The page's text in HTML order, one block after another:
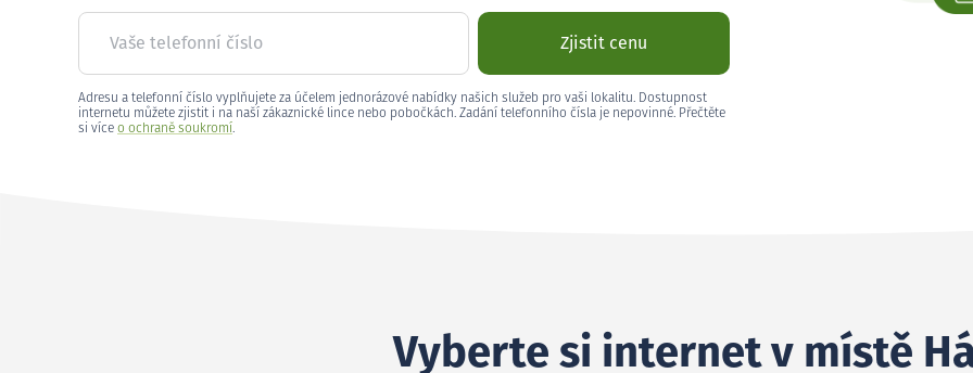
Vaše telefonní číslo Zjistit cenu
Adresu a telefonní číslo vyplňujete za účelem jednorázové nabídky našich služeb pro vaši lokalitu. Dostupnost
internetu můžete zjistit i na naší zákaznické lince nebo pobočkách. Zadání telefonního čísla je nepovinné. Přečtěte
si více o ochraně soukromí.
Vyberte si internet v místě